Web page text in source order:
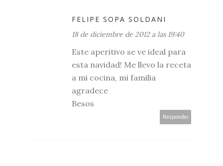
FELIPE SOPA SOLDANI
18 de diciembre de 2012 a las 19:40
Este aperitivo se ve ideal para
esta navidad! Me llevo la receta
a mi cocina, mi familia
agradece
Besos
Responder